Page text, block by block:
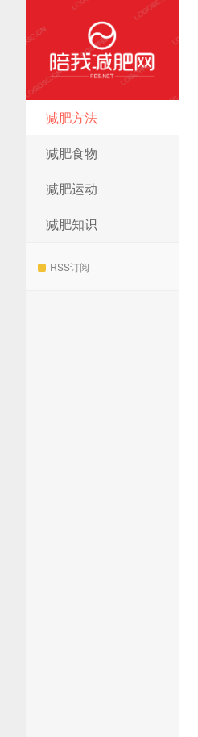
陪我减肥网
减肥方法
减肥食物
减肥运动
减肥知识
RSS订阅